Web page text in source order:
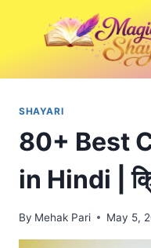
SHAYARI
80+ Best
in Hindi |
By Mehak Pari May 5,